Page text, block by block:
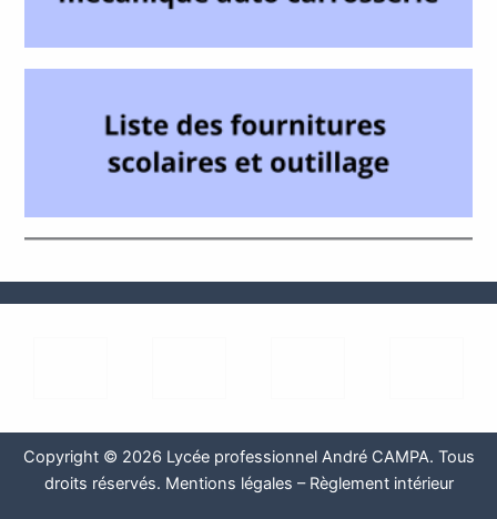
Copyright © 2026 Lycée professionnel André CAMPA. Tous
droits réservés. Mentions légales – Règlement intérieur